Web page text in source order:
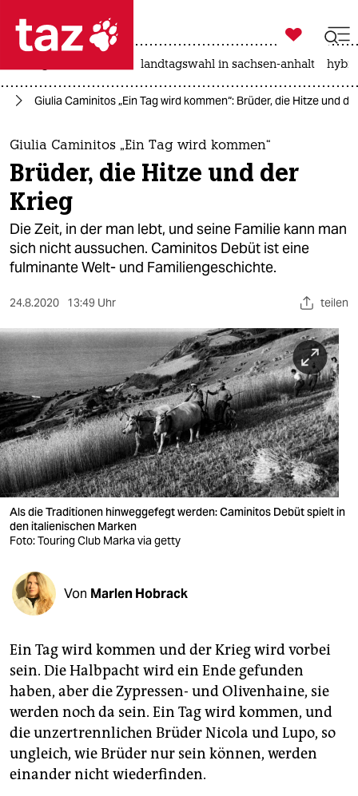
 taz zahl ich
taz zahl ich
themen
politik
öko
gesellschaft
sport
berlin
nord
wahrheit
verlag
verlag
veranstaltungen
fragen & hilfe
abo
genossenschaft
epaper login

taz zahl ich
landtagswahl in sachsen-anhalt
Giulia Caminitos „Ein Tag wird kommen“: Brüder, die Hitze und
Giulia Caminitos „Ein Tag wird kommen“
Brüder, die Hitze und der
Krieg
Die Zeit, in der man lebt, und seine Familie kann man
sich nicht aussuchen. Caminitos Debüt ist eine
fulminante Welt- und Familiengeschichte.
24.8.2020 13:49 Uhr teilen
Als die Traditionen hinweggefegt werden: Caminitos Debüt spielt in
den italienischen Marken
Foto: Touring Club Marka via getty
Von Marlen Hobrack
Ein Tag wird kommen und der Krieg wird vorbei
sein. Die Halbpacht wird ein Ende gefunden
haben, aber die Zypressen- und Olivenhaine, sie
werden noch da sein. Ein Tag wird kommen, und
die unzertrennlichen Brüder Nicola und Lupo, so
ungleich, wie Brüder nur sein können, werden
einander nicht wiederfinden.